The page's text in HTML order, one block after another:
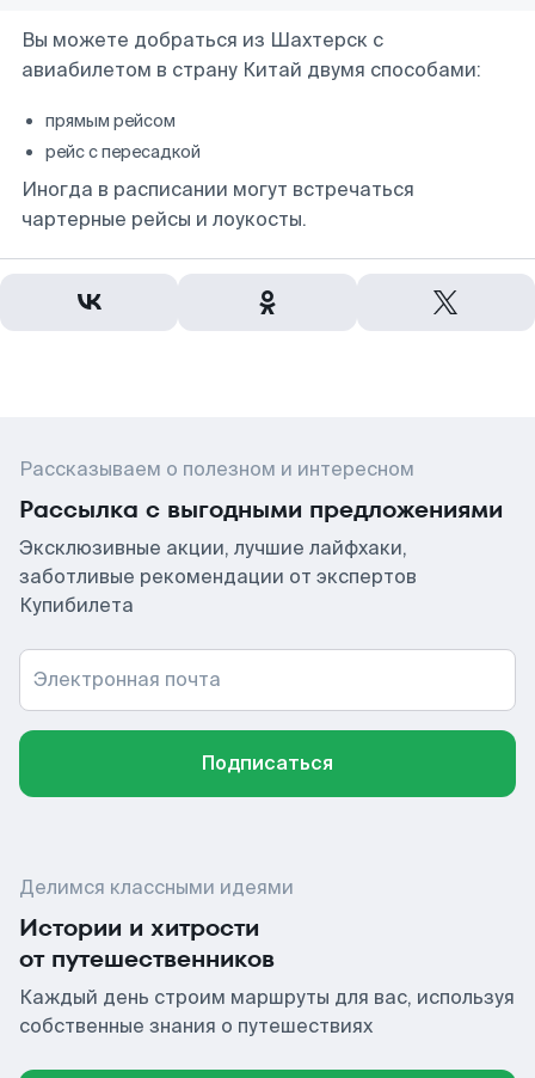
Вы можете добраться из Шахтерск с
авиабилетом в страну Китай двумя способами:
прямым рейсом
рейс с пересадкой
Иногда в расписании могут встречаться
чартерные рейсы и лоукосты.
Рассказываем о полезном и интересном
Рассылка с выгодными предложениями
Эксклюзивные акции, лучшие лайфхаки,
заботливые рекомендации от экспертов
Купибилета
Электронная почта
Подписаться
Делимся классными идеями
Истории и хитрости
от путешественников
Каждый день строим маршруты для вас, используя
собственные знания о путешествиях